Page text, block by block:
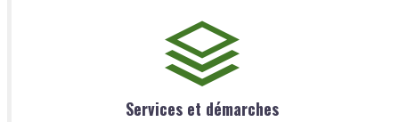
Services et démarches